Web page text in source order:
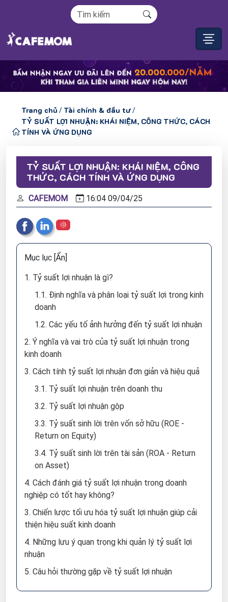
Trang chủ / Tài chính & đầu tư/
TỶ SUẤT LỢI NHUẬN: KHÁI NIỆM, CÔNG THỨC, CÁCH
TÍNH VÀ ỨNG DỤNG
TỶ SUẤT LỢI NHUẬN: KHÁI NIỆM, CÔNG
THỨC, CÁCH TÍNH VÀ ỨNG DỤNG
CAFEMOM 16:04 09/04/25
Mục lục [Ẩn]
1. Tỷ suất lợi nhuận là gì?
1.1. Định nghĩa và phân loại tỷ suất lợi trong kinh
doanh
1.2. Các yếu tố ảnh hưởng đến tỷ suất lợi nhuận
2. Ý nghĩa và vai trò của tỷ suất lợi nhuận trong
kinh doanh
3. Cách tính tỷ suất lợi nhuận đơn giản và hiệu quả
3.1. Tỷ suất lợi nhuận trên doanh thu
3.2. Tỷ suất lợi nhuận gộp
3.3. Tỷ suất sinh lời trên vốn sở hữu (ROE -
Return on Equity)
3.4. Tỷ suất sinh lời trên tài sản (ROA - Return
on Asset)
4. Cách đánh giá tỷ suất lợi nhuận trong doanh
nghiệp có tốt hay không?
3. Chiến lược tối ưu hóa tỷ suất lợi nhuận giúp cải
thiện hiệu suất kinh doanh
4. Những lưu ý quan trọng khi quản lý tỷ suất lợi
nhuận
5. Câu hỏi thường gặp về tỷ suất lợi nhuận